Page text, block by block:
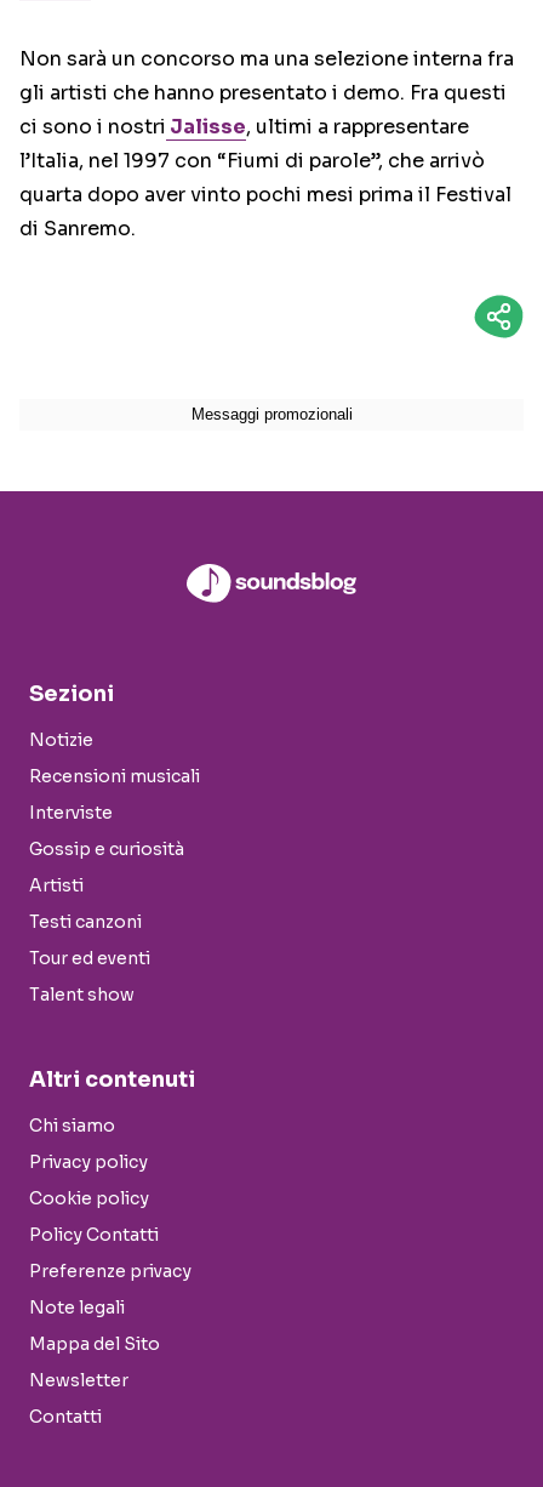
Non sarà un concorso ma una selezione interna fra
gli artisti che hanno presentato i demo. Fra questi
ci sono i nostri Jalisse, ultimi a rappresentare
l’Italia, nel 1997 con “Fiumi di parole”, che arrivò
quarta dopo aver vinto pochi mesi prima il Festival
di Sanremo.
Sezioni
Notizie
Recensioni musicali
Interviste
Gossip e curiosità
Artisti
Testi canzoni
Tour ed eventi
Talent show
Altri contenuti
Chi siamo
Privacy policy
Cookie policy
Policy Contatti
Preferenze privacy
Note legali
Mappa del Sito
Newsletter
Contatti